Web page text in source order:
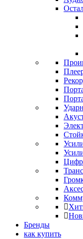
Бренды
как купить